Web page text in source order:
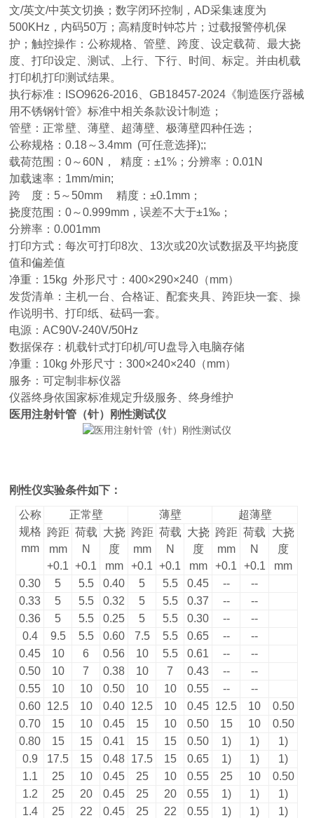
文/英文/中英文切换；数字闭环控制，AD采集速度为
500KHz，内码50万；高精度时钟芯片；过载报警停机保
护；触控操作：公称规格、管壁、跨度、设定载荷、最大挠
度、打印设定、测试、上行、下行、时间、标定。并由机载
打印机打印测试结果。
执行标准：ISO9626-2016、GB18457-2024《制造医疗器械
用不锈钢针管》标准中相关条款设计制造；
管壁：正常壁、薄壁、超薄壁、极薄壁四种任选；
公称规格：0.18～3.4mm (可任意选择);;
载荷范围：0～60N， 精度：±1%；分辨率：0.01N
加载速率：1mm/min;
跨 度：5～50mm 精度：±0.1mm；
挠度范围：0～0.999mm，误差不大于±1‰；
分辨率：0.001mm
打印方式：每次可打印8次、13次或20次试数据及平均挠度
值和偏差值
净重：15kg 外形尺寸：400×290×240（mm）
发货清单：主机一台、合格证、配套夹具、跨距块一套、操
作说明书、打印纸、砝码一套。
电源：AC90V-240V/50Hz
数据保存：机载针式打印机/可U盘导入电脑存储
净重：10kg 外形尺寸：300×240×240（mm）
服务：可定制非标仪器
仪器终身依国家标准规定升级服务、终身维护
医用注射针管（针）刚性测试仪
刚性仪实验条件如下：
公称
规格
mm
正常壁 薄壁
超薄壁
跨距
mm
+0.1
荷载
N
+0.1
大挠
度
mm
跨距
mm
+0.1
荷载
N
+0.1
大挠
度
mm
跨距
mm
+0.1
荷载
N
+0.1
大挠
度
mm
0.30
5 5.5 0.40 5 5.5 0.45 --
--
0.33
5 5.5 0.32 5 5.5 0.37 --
--
0.36
5 5.5 0.25 5 5.5 0.30 --
--
0.4
9.5 5.5 0.60 7.5 5.5 0.65 --
--
0.45
10 6 0.56 10 5.5 0.61 --
--
0.50
10 7 0.38 10 7 0.43 --
--
0.55
10 10 0.50 10 10 0.55 --
--
0.60 12.5 10 0.40 12.5 10 0.45 12.5 10
0.50
0.70
15 10 0.45 15 10 0.50 15 10
0.50
0.80
15 15 0.41 15 15 0.50 1) 1)
1)
0.9
17.5 15 0.48 17.5 15 0.65 1) 1)
1)
1.1
25 10 0.45 25 10 0.55 25 10
0.50
1.2
25 20 0.45 25 20 0.55 1) 1)
1)
1.4
25 22 0.45 25 22 0.55 1) 1)
1)